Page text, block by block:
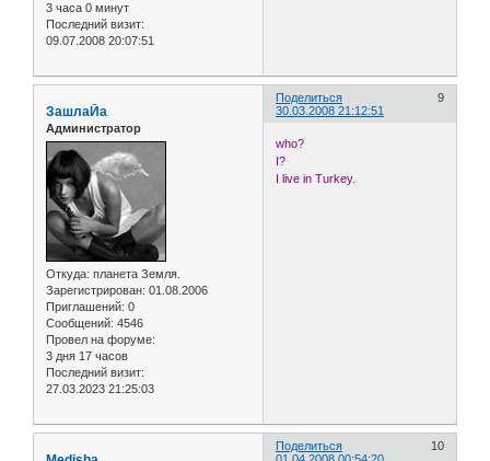
3 часа 0 минут
Последний визит:
09.07.2008 20:07:51
Поделиться
9
30.03.2008 21:12:51
ЗашлаЙа
Администратор
Откуда: планета Земля.
Зарегистрирован: 01.08.2006
Приглашений: 0
Сообщений: 4546
Провел на форуме:
3 дня 17 часов
Последний визит:
27.03.2023 21:25:03
who?
I?
I live in Turkey.
Поделиться
10